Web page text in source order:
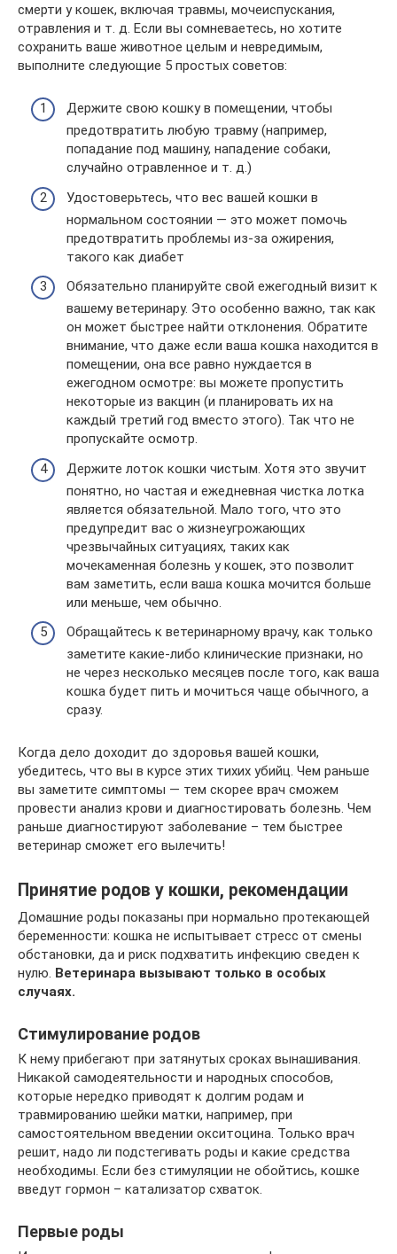
смерти у кошек, включая травмы, мочеиспускания,
отравления и т. д. Если вы сомневаетесь, но хотите
сохранить ваше животное целым и невредимым,
выполните следующие 5 простых советов:
Держите свою кошку в помещении, чтобы
предотвратить любую травму (например,
попадание под машину, нападение собаки,
случайно отравленное и т. д.)
Удостоверьтесь, что вес вашей кошки в
нормальном состоянии — это может помочь
предотвратить проблемы из-за ожирения,
такого как диабет
Обязательно планируйте свой ежегодный визит к
вашему ветеринару. Это особенно важно, так как
он может быстрее найти отклонения. Обратите
внимание, что даже если ваша кошка находится в
помещении, она все равно нуждается в
ежегодном осмотре: вы можете пропустить
некоторые из вакцин (и планировать их на
каждый третий год вместо этого). Так что не
пропускайте осмотр.
Держите лоток кошки чистым. Хотя это звучит
понятно, но частая и ежедневная чистка лотка
является обязательной. Мало того, что это
предупредит вас о жизнеугрожающих
чрезвычайных ситуациях, таких как
мочекаменная болезнь у кошек, это позволит
вам заметить, если ваша кошка мочится больше
или меньше, чем обычно.
Обращайтесь к ветеринарному врачу, как только
заметите какие-либо клинические признаки, но
не через несколько месяцев после того, как ваша
кошка будет пить и мочиться чаще обычного, а
сразу.
Когда дело доходит до здоровья вашей кошки,
убедитесь, что вы в курсе этих тихих убийц. Чем раньше
вы заметите симптомы — тем скорее врач сможем
провести анализ крови и диагностировать болезнь. Чем
раньше диагностируют заболевание – тем быстрее
ветеринар сможет его вылечить!
Принятие родов у кошки, рекомендации
Домашние роды показаны при нормально протекающей
беременности: кошка не испытывает стресс от смены
обстановки, да и риск подхватить инфекцию сведен к
нулю. Ветеринара вызывают только в особых
случаях.
Стимулирование родов
К нему прибегают при затянутых сроках вынашивания.
Никакой самодеятельности и народных способов,
которые нередко приводят к долгим родам и
травмированию шейки матки, например, при
самостоятельном введении окситоцина. Только врач
решит, надо ли подстегивать роды и какие средства
необходимы. Если без стимуляции не обойтись, кошке
введут гормон – катализатор схваток.
Первые роды